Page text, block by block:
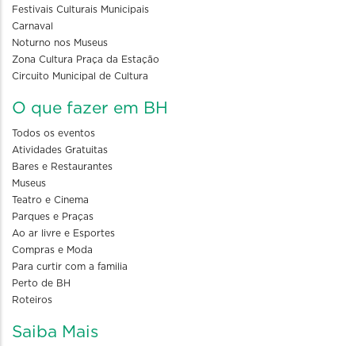
Festivais Culturais Municipais
Carnaval
Noturno nos Museus
Zona Cultura Praça da Estação
Circuito Municipal de Cultura
O que fazer em BH
Todos os eventos
Atividades Gratuitas
Bares e Restaurantes
Museus
Teatro e Cinema
Parques e Praças
Ao ar livre e Esportes
Compras e Moda
Para curtir com a familia
Perto de BH
Roteiros
Saiba Mais